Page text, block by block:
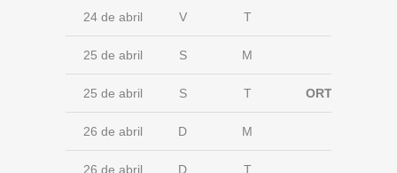
24 de abril V T
25 de abril S M
25 de abril S T ORTUELLA
26 de abril D M
26 de abril D T